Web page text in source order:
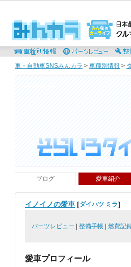
車・自動車SNSみんカラ > 車種別情報 >
ブログ 愛車紹介
イノイノの愛車 [ダイハツ ミラ]
パーツレビュー
整備手帳| 燃費記
愛車プロフィール